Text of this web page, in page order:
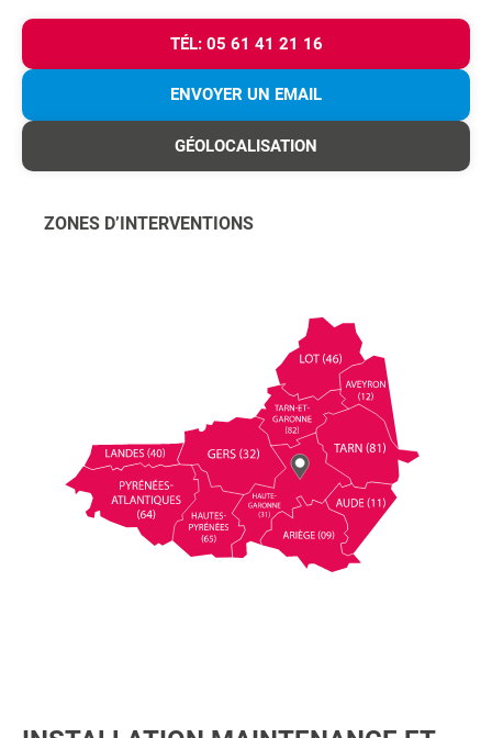
TÉL: 05 61 41 21 16
ENVOYER UN EMAIL
GÉOLOCALISATION
ZONES D’INTERVENTIONS